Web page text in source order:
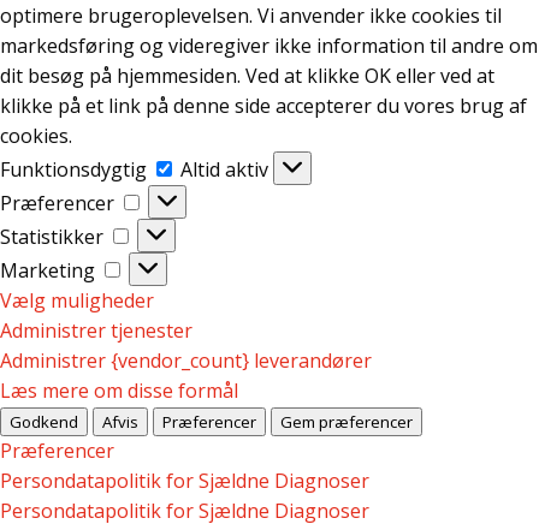
optimere brugeroplevelsen. Vi anvender ikke cookies til
markedsføring og videregiver ikke information til andre om
dit besøg på hjemmesiden. Ved at klikke OK eller ved at
klikke på et link på denne side accepterer du vores brug af
cookies.
Funktionsdygtig
Funktionsdygtig
Altid aktiv
Præferencer
Præferencer
Statistikker
Statistikker
Marketing
Marketing
Vælg muligheder
Administrer tjenester
Administrer {vendor_count} leverandører
Læs mere om disse formål
Godkend Afvis Præferencer Gem præferencer
Præferencer
Persondatapolitik for Sjældne Diagnoser
Persondatapolitik for Sjældne Diagnoser